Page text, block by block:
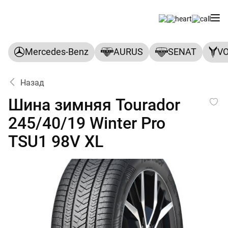
Mercedes-Benz AURUS SENAT
Назад
Шина зимняя Tourador 245/
Шина зимняя Tourador
245/40/19 Winter Pro
TSU1 98V XL